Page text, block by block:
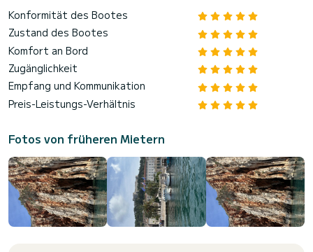
Konformität des Bootes
Zustand des Bootes
Komfort an Bord
Zugänglichkeit
Empfang und Kommunikation
Preis-Leistungs-Verhältnis
Fotos von früheren Mietern